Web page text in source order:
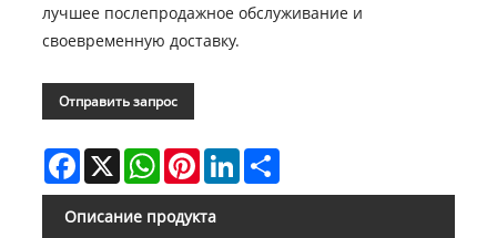
лучшее послепродажное обслуживание и
своевременную доставку.
Отправить запрос
Facebook
X WhatsAppPinterestLinkedInShare
Описание продукта